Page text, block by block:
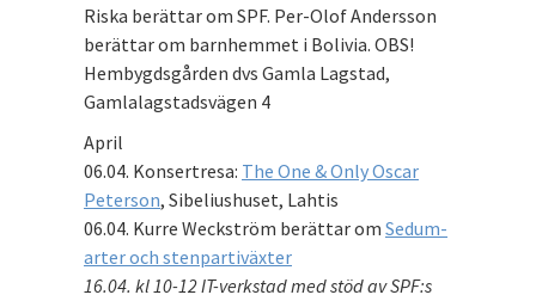
Riska berättar om SPF. Per-Olof Andersson
berättar om barnhemmet i Bolivia. OBS!
Hembygdsgården dvs Gamla Lagstad,
Gamlalagstadsvägen 4
April
06.04. Konsertresa: The One & Only Oscar
Peterson, Sibeliushuset, Lahtis
06.04. Kurre Weckström berättar om Sedum-
arter och stenpartiväxter
16.04. kl 10-12 IT-verkstad med stöd av SPF:s